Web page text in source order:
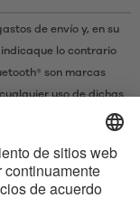
de envío y, en su
lo contrario
son marcas
uso de dichas
bajo licencia.